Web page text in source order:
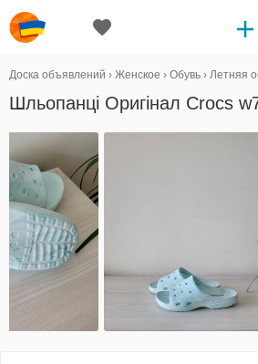
Доска объявлений › Женское › Обувь › Летняя
Шльопанці Оригінал Crocs